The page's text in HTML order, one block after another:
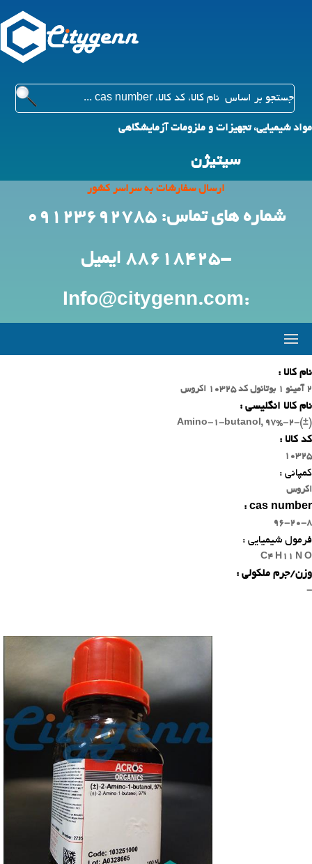
مواد شیمیایی، تجهیزات و ملزومات آزمایشگاهی
سیتیژن
ارسال سفارشات به سراسر کشور
شماره های تماس: 09123692785
-88618425 ایمیل
:Info@citygenn.com
نام کالا :
2 آمینو 1 بوتانول کد 10325 اکروس
نام کالا انگلیسی :
(±)-2-Amino-1-butanol, 97%
کد کالا :
10325
کمپانی :
اکروس
cas number :
96-20-8
فرمول شیمیایی :
C4 H11 N O
وزن/جرم ملکولی :
-